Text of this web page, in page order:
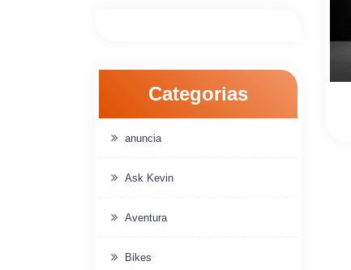
Categorias
anuncia
Ask Kevin
Aventura
Bikes